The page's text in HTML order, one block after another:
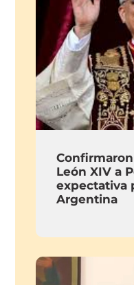
León XIV a
expectativa
Argentina